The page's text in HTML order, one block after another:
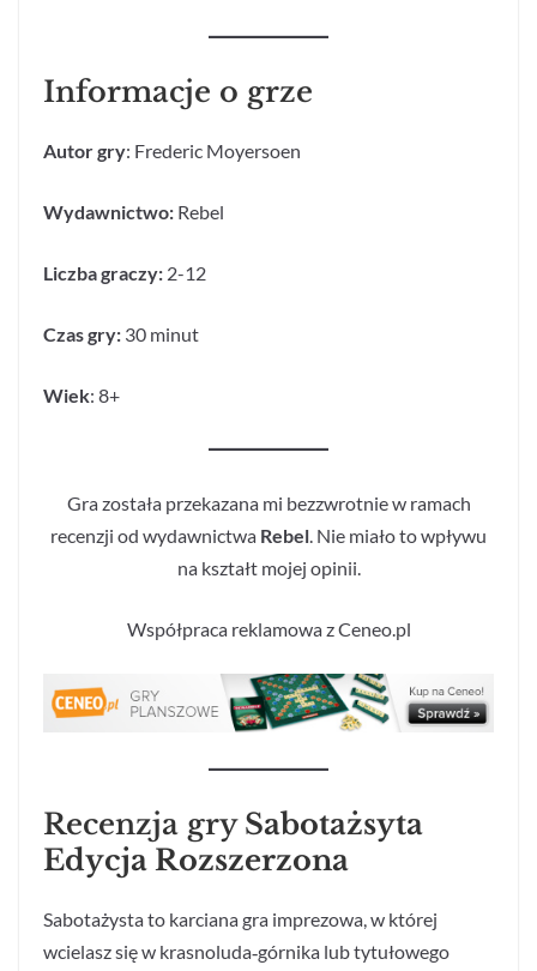
Informacje o grze
Autor gry: Frederic Moyersoen
Wydawnictwo: Rebel
Liczba graczy: 2-12
Czas gry: 30 minut
Wiek: 8+
Gra została przekazana mi bezzwrotnie w ramach
recenzji od wydawnictwa Rebel. Nie miało to wpływu
na kształt mojej opinii.
Współpraca reklamowa z Ceneo.pl
Recenzja grySabotażsyta
Edycja Rozszerzona
Sabotażysta to karciana gra imprezowa, w której
wcielasz się w krasnoluda‑górnika lub tytułowego